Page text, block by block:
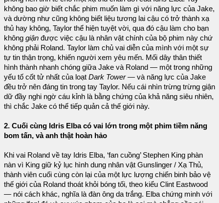
không bao giờ biết chắc phim muốn làm gì với năng lực của Jake,
và dường như cũng không biết liệu tương lai cậu có trở thành xạ
thủ hay không, Taylor thể hiện tuyệt vời, qua đó cậu làm cho bạn
không giận được việc cậu là nhân vật chính của bộ phim này chứ
không phải Roland. Taylor làm chủ vai diễn của mình với một sự
tự tin thận trọng, khiến người xem yêu mến. Mối dây thân thiết
hình thành nhanh chóng giữa Jake và Roland — một trong những
yếu tố cốt tử nhất của loạt Dark Tower— và năng lực của Jake
đều trở nên đáng tin trong tay Taylor. Nếu cái nhìn trừng trừng giận
dữ đầy nghi ngờ cáu kỉnh là bằng chứng của khả năng siêu nhiên,
thì chắc Jake có thể tiếp quản cả thế giới này.
2. Cuối cùng Idris Elba có vai lớn trong một phim tiềm năng
bom tấn, và anh thật hoàn hảo
Khi vai Roland về tay Idris Elba, ‘fan cuồng’ Stephen King phàn
nàn vì King giữ kỷ lục hình dung nhân vật Gunslinger / Xạ Thủ,
thành viên cuối cùng còn lại của một lực lượng chiến binh bảo vệ
thế giới của Roland thoát khỏi bóng tối, theo kiểu Clint Eastwood
— nói cách khác, nghĩa là đàn ông da trắng. Elba chứng minh với